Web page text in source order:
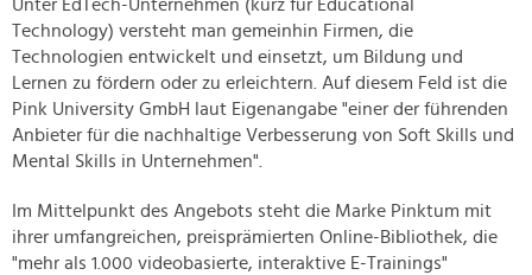
Unter EdTech-Unternehmen (kurz für Educational
Technology) versteht man gemeinhin Firmen, die
Technologien entwickelt und einsetzt, um Bildung und
Lernen zu fördern oder zu erleichtern. Auf diesem Feld ist die
Pink University GmbH laut Eigenangabe "einer der führenden
Anbieter für die nachhaltige Verbesserung von Soft Skills und
Mental Skills in Unternehmen".
Im Mittelpunkt des Angebots steht die Marke Pinktum mit
ihrer umfangreichen, preisprämierten Online-Bibliothek, die
"mehr als 1.000 videobasierte, interaktive E⁠-⁠Trainings"